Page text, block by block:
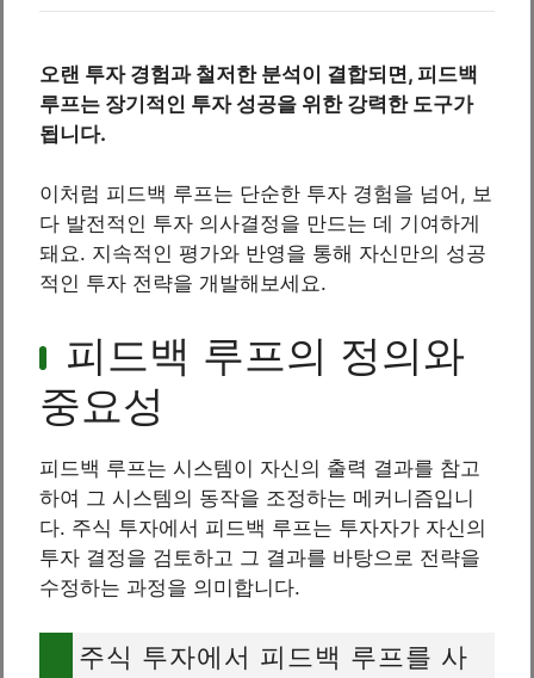
오랜 투자 경험과 철저한 분석이 결합되면, 피드백
루프는 장기적인 투자 성공을 위한 강력한 도구가
됩니다.
이처럼 피드백 루프는 단순한 투자 경험을 넘어, 보
다 발전적인 투자 의사결정을 만드는 데 기여하게
돼요. 지속적인 평가와 반영을 통해 자신만의 성공
적인 투자 전략을 개발해보세요.
피드백 루프의 정의와
중요성
피드백 루프는 시스템이 자신의 출력 결과를 참고
하여 그 시스템의 동작을 조정하는 메커니즘입니
다. 주식 투자에서 피드백 루프는 투자자가 자신의
투자 결정을 검토하고 그 결과를 바탕으로 전략을
수정하는 과정을 의미합니다.
주식 투자에서 피드백 루프를 사